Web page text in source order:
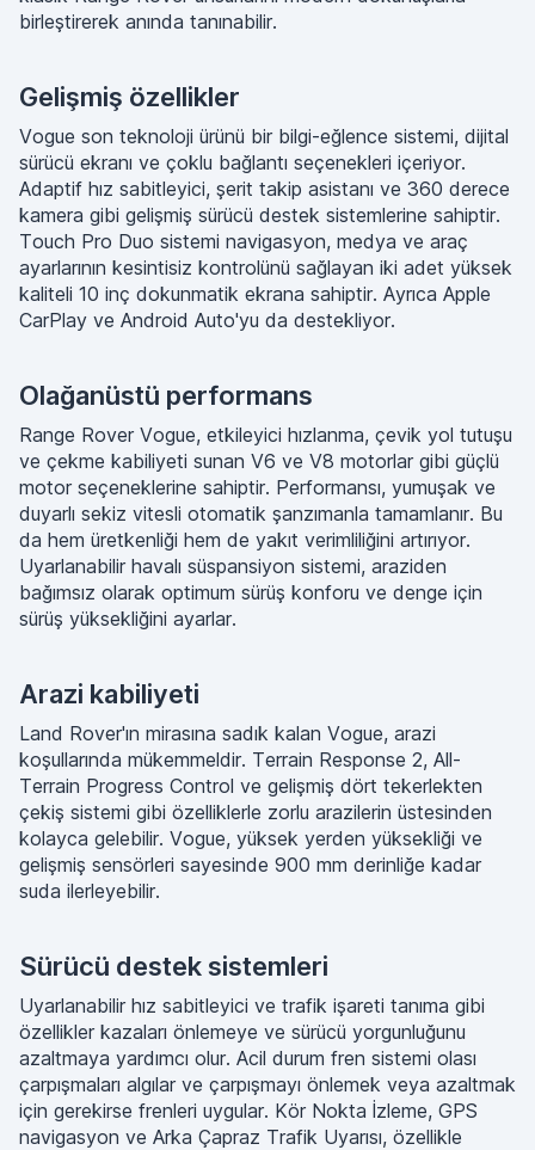
birleştirerek anında tanınabilir.
Gelişmiş özellikler
Vogue son teknoloji ürünü bir bilgi-eğlence sistemi, dijital
sürücü ekranı ve çoklu bağlantı seçenekleri içeriyor.
Adaptif hız sabitleyici, şerit takip asistanı ve 360 derece
kamera gibi gelişmiş sürücü destek sistemlerine sahiptir.
Touch Pro Duo sistemi navigasyon, medya ve araç
ayarlarının kesintisiz kontrolünü sağlayan iki adet yüksek
kaliteli 10 inç dokunmatik ekrana sahiptir. Ayrıca Apple
CarPlay ve Android Auto'yu da destekliyor.
Olağanüstü performans
Range Rover Vogue, etkileyici hızlanma, çevik yol tutuşu
ve çekme kabiliyeti sunan V6 ve V8 motorlar gibi güçlü
motor seçeneklerine sahiptir. Performansı, yumuşak ve
duyarlı sekiz vitesli otomatik şanzımanla tamamlanır. Bu
da hem üretkenliği hem de yakıt verimliliğini artırıyor.
Uyarlanabilir havalı süspansiyon sistemi, araziden
bağımsız olarak optimum sürüş konforu ve denge için
sürüş yüksekliğini ayarlar.
Arazi kabiliyeti
Land Rover'ın mirasına sadık kalan Vogue, arazi
koşullarında mükemmeldir. Terrain Response 2, All-
Terrain Progress Control ve gelişmiş dört tekerlekten
çekiş sistemi gibi özelliklerle zorlu arazilerin üstesinden
kolayca gelebilir. Vogue, yüksek yerden yüksekliği ve
gelişmiş sensörleri sayesinde 900 mm derinliğe kadar
suda ilerleyebilir.
Sürücü destek sistemleri
Uyarlanabilir hız sabitleyici ve trafik işareti tanıma gibi
özellikler kazaları önlemeye ve sürücü yorgunluğunu
azaltmaya yardımcı olur. Acil durum fren sistemi olası
çarpışmaları algılar ve çarpışmayı önlemek veya azaltmak
için gerekirse frenleri uygular. Kör Nokta İzleme, GPS
navigasyon ve Arka Çapraz Trafik Uyarısı, özellikle